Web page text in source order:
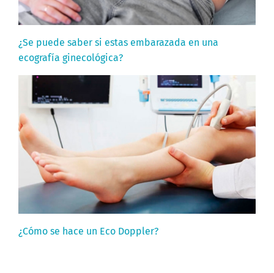
¿Se puede saber si estas embarazada en una
ecografía ginecológica?
¿Cómo se hace un Eco Doppler?